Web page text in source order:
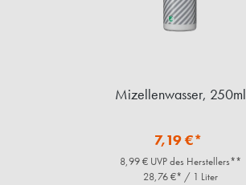
Mizellenwasser, 250ml
7,19 €*
8,99 € UVP des Herstellers**
28,76 €* / 1 Liter